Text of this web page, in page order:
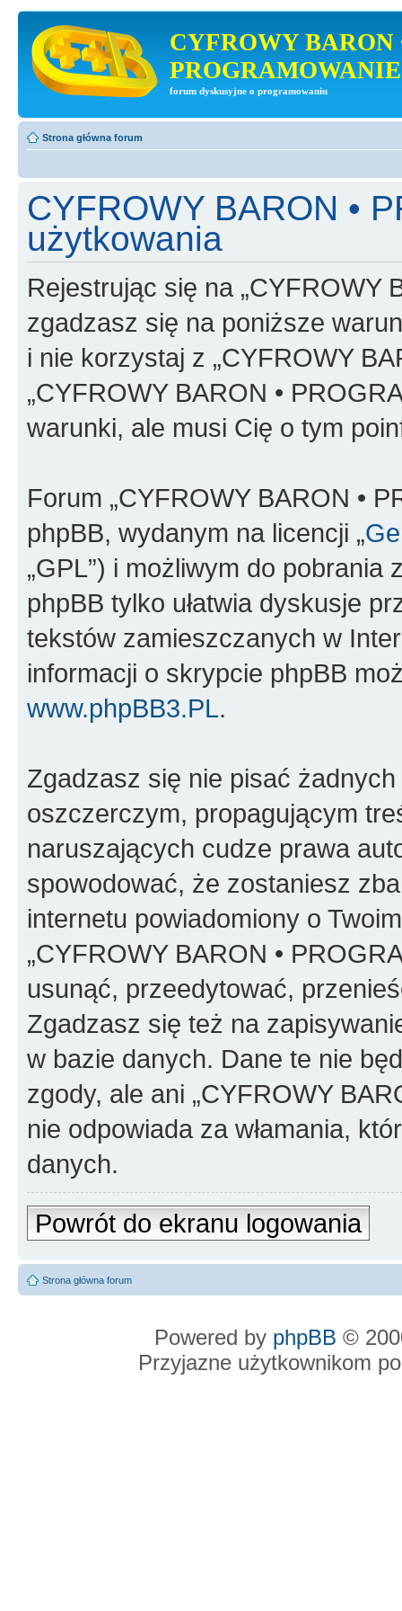
CYFROWY BARON
PROGRAMOWANIE
forum dyskusyjne o programowaniu
Strona główna forum
CYFROWY BARON •
użytkowania
Rejestrując się na „CYFROWY
zgadzasz się na poniższe
i nie korzystaj z „CYFROWY
„CYFROWY BARON •
warunki, ale musi Cię o tym
Forum „CYFROWY BARON •
phpBB, wydanym na licencji „
„GPL”) i możliwym do pobrania
phpBB tylko ułatwia dyskusje
tekstów zamieszczanych w
informacji o skrypcie phpBB
www.phpBB3.PL.
Zgadzasz się nie pisać
oszczerczym, propagującym
naruszających cudze prawa
spowodować, że zostaniesz
internetu powiadomiony o
„CYFROWY BARON •
usunąć, przeedytować,
Zgadzasz się też na
w bazie danych. Dane te nie
zgody, ale ani „CYFROWY
nie odpowiada za włamania,
danych.
Powrót do ekranu logowania
Strona główna forum
Powered by phpBB ©
Przyjazne użytkownikom